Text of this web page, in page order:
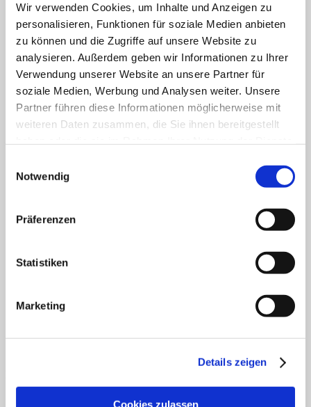
Wir verwenden Cookies, um Inhalte und Anzeigen zu
personalisieren, Funktionen für soziale Medien anbieten
zu können und die Zugriffe auf unsere Website zu
analysieren. Außerdem geben wir Informationen zu Ihrer
Verwendung unserer Website an unsere Partner für
soziale Medien, Werbung und Analysen weiter. Unsere
Partner führen diese Informationen möglicherweise mit
weiteren Daten zusammen, die Sie ihnen bereitgestellt
Notwendig
Präferenzen
Statistiken
Marketing
Details zeigen
Cookies zulassen
Anfangsunterricht
Zahlenraum bis 10
Zahlenraum 100
Farben und Formen
Geld
Größen
Uhr
Sachunterricht
Englisch
Fertiges Material
Aufgabenkarten
Uhrzeit